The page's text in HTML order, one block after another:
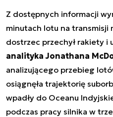
Z dostępnych informacji
minutach lotu na transmisji
dostrzec przechył rakiety i
analityka Jonathana
analizującego przebieg
osiągnęła trajektorię
wpadły do Oceanu
podczas pracy silnika w